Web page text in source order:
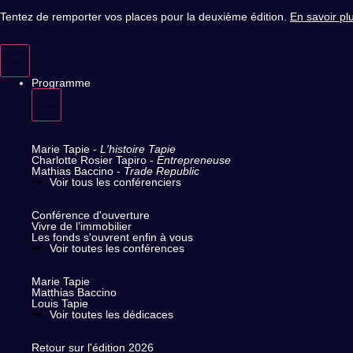
Tentez de remporter vos places pour la deuxième édition. En savoir
Programme
Marie Tapie - L'histoire Tapie
Charlotte Rosier Tapiro - Entrepreneuse
Mathias Baccino - Trade Republic
Voir tous les conférenciers
Conférence d'ouverture
Vivre de l’immobilier
Les fonds s'ouvrent enfin à vous
Voir toutes les conférences
Marie Tapie
Matthias Baccino
Louis Tapie
Voir toutes les dédicaces
Retour sur l'édition 2026